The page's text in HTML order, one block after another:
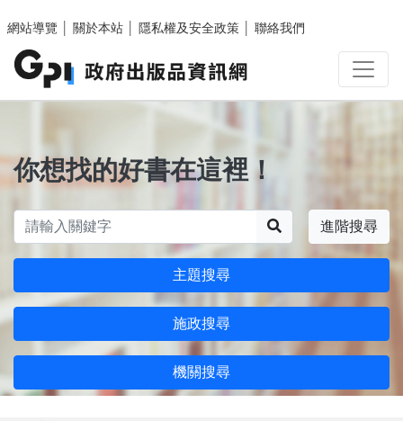
網站導覽
關於本站 隱私權及安全政策 聯絡我們
你想找的好書在這裡！
進階搜尋
主題搜尋
施政搜尋
機關搜尋